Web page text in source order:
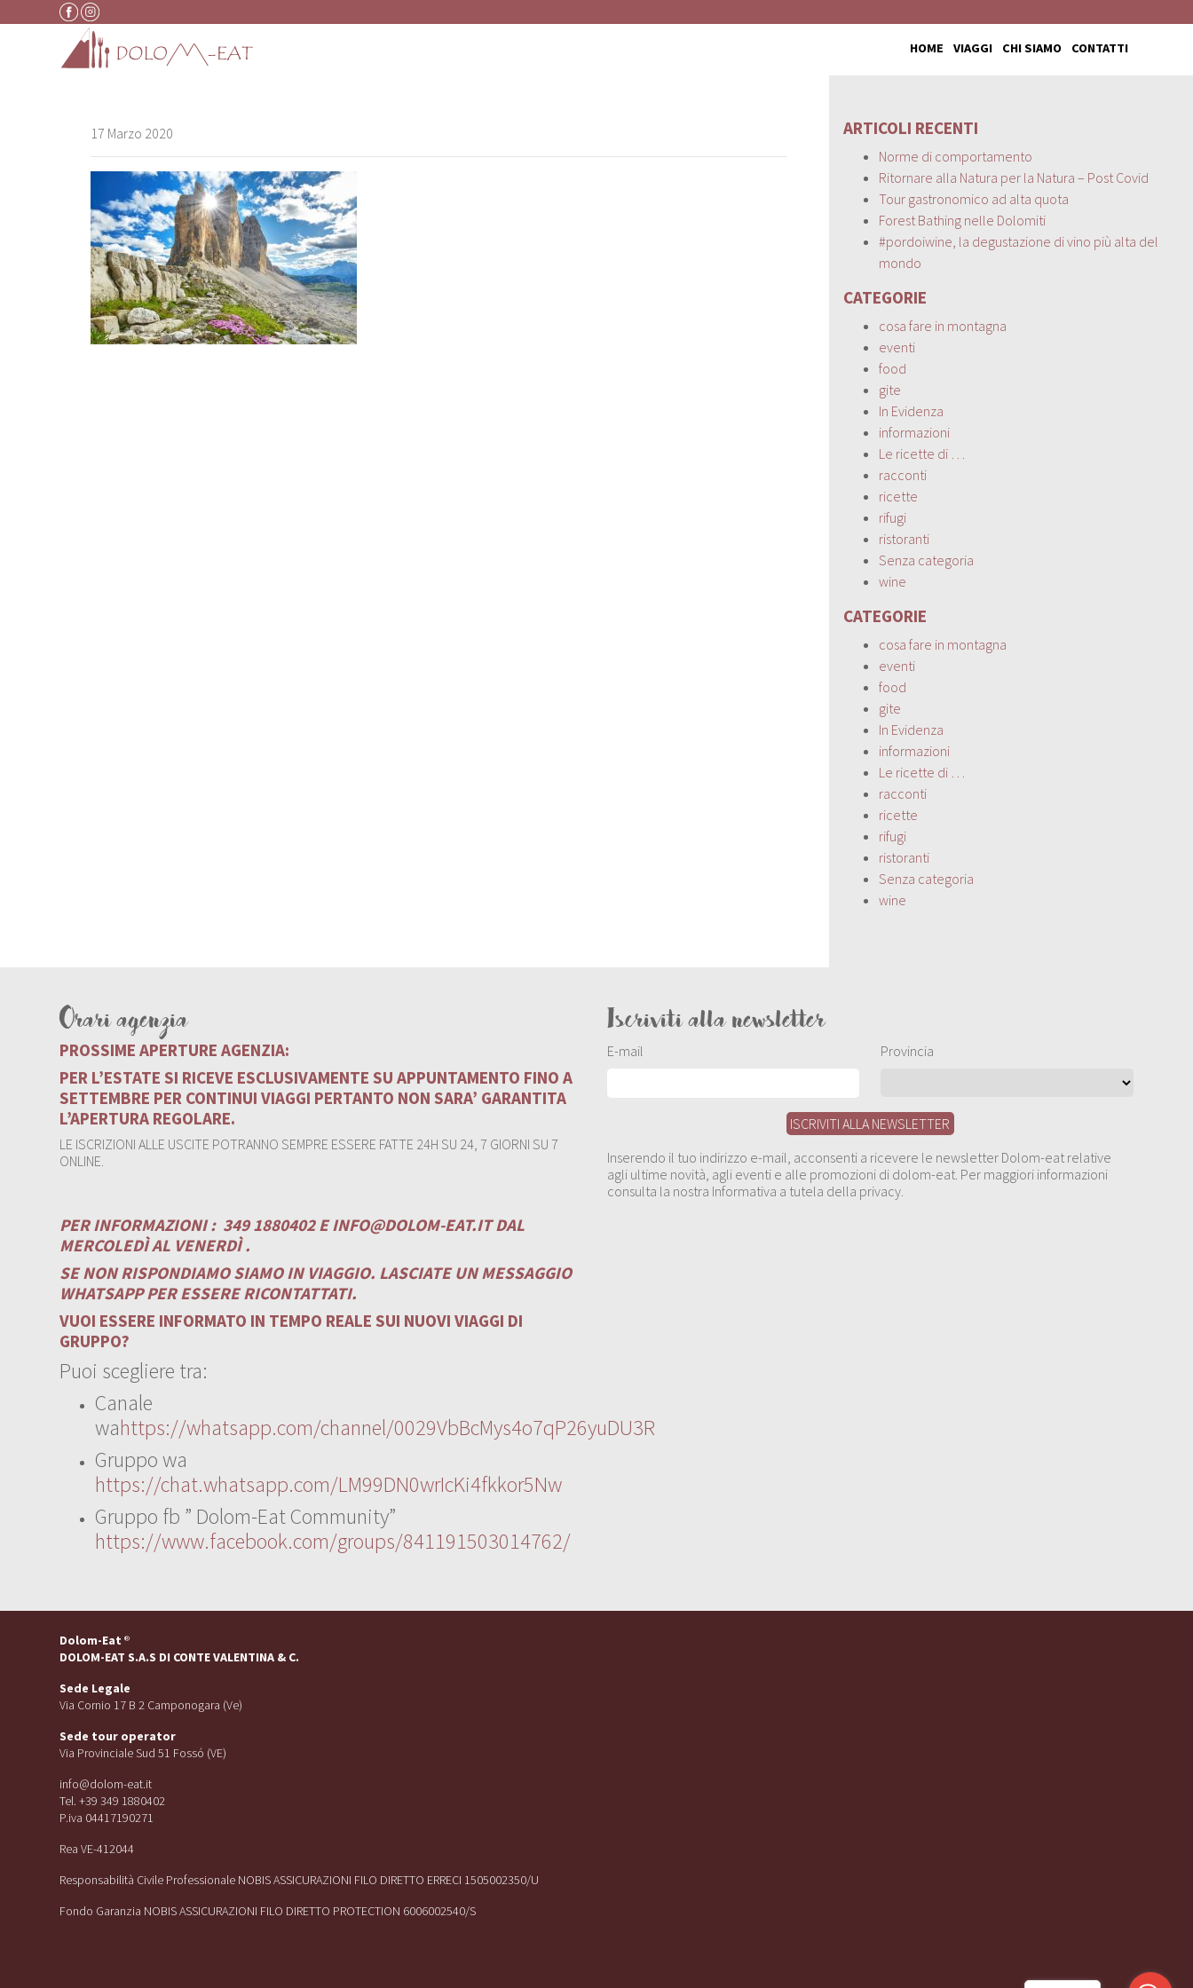
Vai al contenuto
HOME VIAGGI CHI SIAMO CONTATTI
17 Marzo 2020 ARTICOLI RECENTI
Norme di comportamento
Ritornare alla Natura per la Natura – Post Covid
Tour gastronomico ad alta quota
Forest Bathing nelle Dolomiti
#pordoiwine, la degustazione di vino più alta del
mondo
CATEGORIE
cosa fare in montagna
eventi
food
gite
In Evidenza
informazioni
Le ricette di …
racconti
ricette
rifugi
ristoranti
Senza categoria
wine
CATEGORIE
cosa fare in montagna
eventi
food
gite
In Evidenza
informazioni
Le ricette di …
racconti
ricette
rifugi
ristoranti
Senza categoria
wine
Orari agenzia
PROSSIME APERTURE AGENZIA:
PER L’ESTATE SI RICEVE ESCLUSIVAMENTE SU APPUNTAMENTO FINO A
SETTEMBRE PER CONTINUI VIAGGI PERTANTO NON SARA’ GARANTITA
L’APERTURA REGOLARE.
LE ISCRIZIONI ALLE USCITE POTRANNO SEMPRE ESSERE FATTE 24H SU 24, 7 GIORNI SU 7
ONLINE.
PER INFORMAZIONI : 349 1880402 EINFO@DOLOM-EAT.ITDAL
MERCOLEDÌ AL VENERDÌ .
SE NON RISPONDIAMO SIAMO IN VIAGGIO. LASCIATE UN MESSAGGIO
WHATSAPP PER ESSERE RICONTATTATI.
VUOI ESSERE INFORMATO IN TEMPO REALE SUI NUOVI VIAGGI DI
GRUPPO?
Puoi scegliere tra:
Canale
wahttps://whatsapp.com/channel/0029VbBcMys4o7qP26yuDU3R
Gruppo wa
https://chat.whatsapp.com/LM99DN0wrIcKi4fkkor5Nw
Gruppo fb ” Dolom-Eat Community”
https://www.facebook.com/groups/841191503014762/
Iscriviti alla newsletter
E-mail Provincia
Inserendo il tuo indirizzo e-mail, acconsenti a ricevere le newsletter Dolom-eat relative
agli ultime novità, agli eventi e alle promozioni di dolom-eat. Per maggiori informazioni
consulta la nostra Informativa a tutela della privacy.
Dolom-Eat ®
DOLOM-EAT S.A.S DI CONTE VALENTINA & C.
Sede Legale
Via Cornio 17 B 2 Camponogara (Ve)
Sede tour operator
Via Provinciale Sud 51 Fossó (VE)
info@dolom-eat.it
Tel. +39 349 1880402
P.iva 04417190271
Rea VE-412044
Responsabilità Civile Professionale NOBIS ASSICURAZIONI FILO DIRETTO ERRECI 1505002350/U
Fondo Garanzia NOBIS ASSICURAZIONI FILO DIRETTO PROTECTION 6006002540/S